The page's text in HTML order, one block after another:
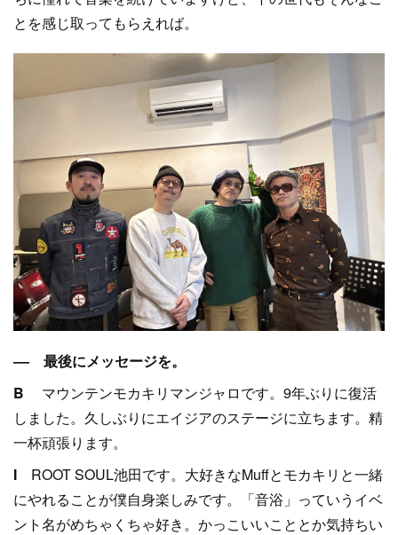
とを感じ取ってもらえれば。
–– 最後にメッセージを。
B
マウンテンモカキリマンジャロです。9年ぶりに復活
しました。久しぶりにエイジアのステージに立ちます。精
一杯頑張ります。
I ROOT SOUL池田です。大好きなMuffとモカキリと一緒
にやれることが僕自身楽しみです。「音浴」っていうイベ
ント名がめちゃくちゃ好き。かっこいいこととか気持ちい